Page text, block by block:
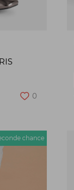
0
chance